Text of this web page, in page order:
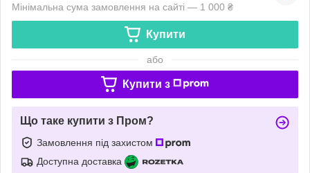
Мінімальна сума замовлення на сайті — 1 000 ₴
Купити
або
Купити з
Що таке купити з Пром?
Замовлення під захистом
Доступна доставка